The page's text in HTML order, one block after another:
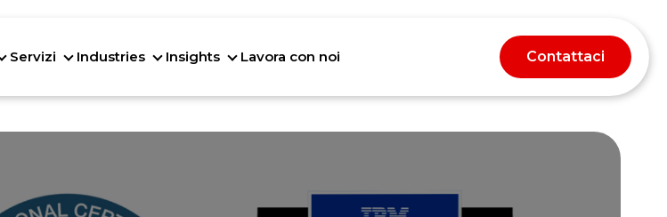
Tecnologie
Servizi
Servizi
Industries
Industries
Insights
Insights
Lavora con noi Contattaci